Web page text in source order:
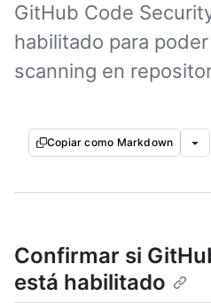
GitHub Code
habilitado para
scanning en
Copiar como Markdown
Confirmar si
está habilitado